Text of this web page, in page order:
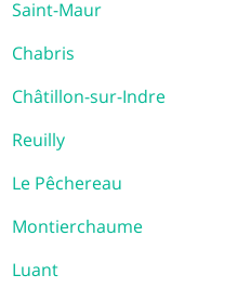
Saint-Maur
Chabris
Châtillon-sur-Indre
Reuilly
Le Pêchereau
Montierchaume
Luant